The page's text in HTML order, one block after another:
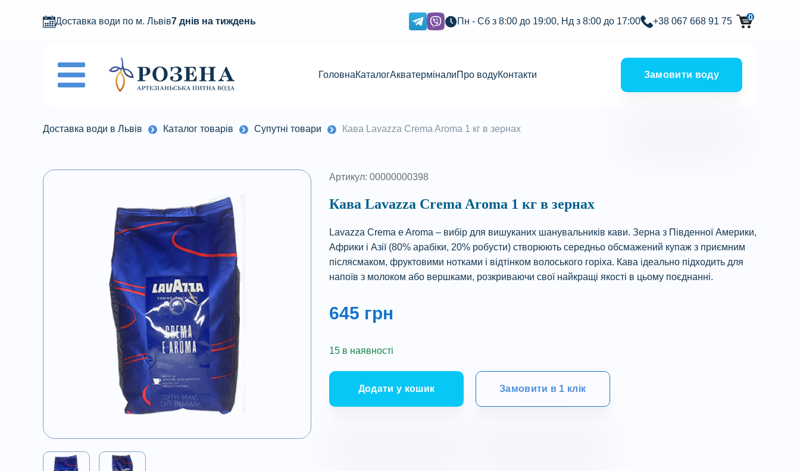
Доставка води по м. Львів7 днів на тиждень Пн - Сб з 8:00 до 19:00, Нд з 8:00 до 17:00 +38 067 668 91 75 0
ГоловнаКаталогАкватерміналиПро водуКонтакти Замовити воду
Доставка води в Львів Каталог товарів Супутні товари Кава Lavazza Crema Aroma 1 кг в зернах
Артикул: 00000000398
Кава Lavazza Crema Aroma 1 кг в зернах
Lavazza Crema e Aroma – вибір для вишуканих шанувальників кави. Зерна з Південної Америки,
Африки і Азії (80% арабіки, 20% робусти) створюють середньо обсмажений купаж з приємним
післясмаком, фруктовими нотками і відтінком волоського горіха. Кава ідеально підходить для
напоїв з молоком або вершками, розкриваючи свої найкращі якості в цьому поєднанні.
645 грн
15 в наявності
Додати у кошик Замовити в 1 клік